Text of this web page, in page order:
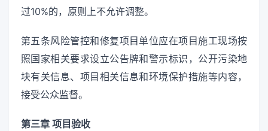
过10%的，原则上不允许调整。
第五条风险管控和修复项目单位应在项目施工现场按
照国家相关要求设立公告牌和警示标识，公开污染地
块有关信息、项目相关信息和环境保护措施等内容，
接受公众监督。
第三章 项目验收